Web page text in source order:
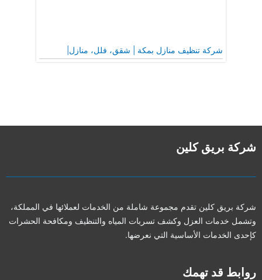
شركة تنظيف منازل بمكة | شقق، فلل، منازل|
شركة بريق كلين
شركة بريق كلين تقدم مجموعة شاملة من الخدمات لعملائها في المملكة،
وتشمل خدمات العزل وكشف تسربات المياه والتنظيف ومكافحة الحشرات
كإحدى الخدمات الأساسية التي نعرضها.
روابط قد تهمك